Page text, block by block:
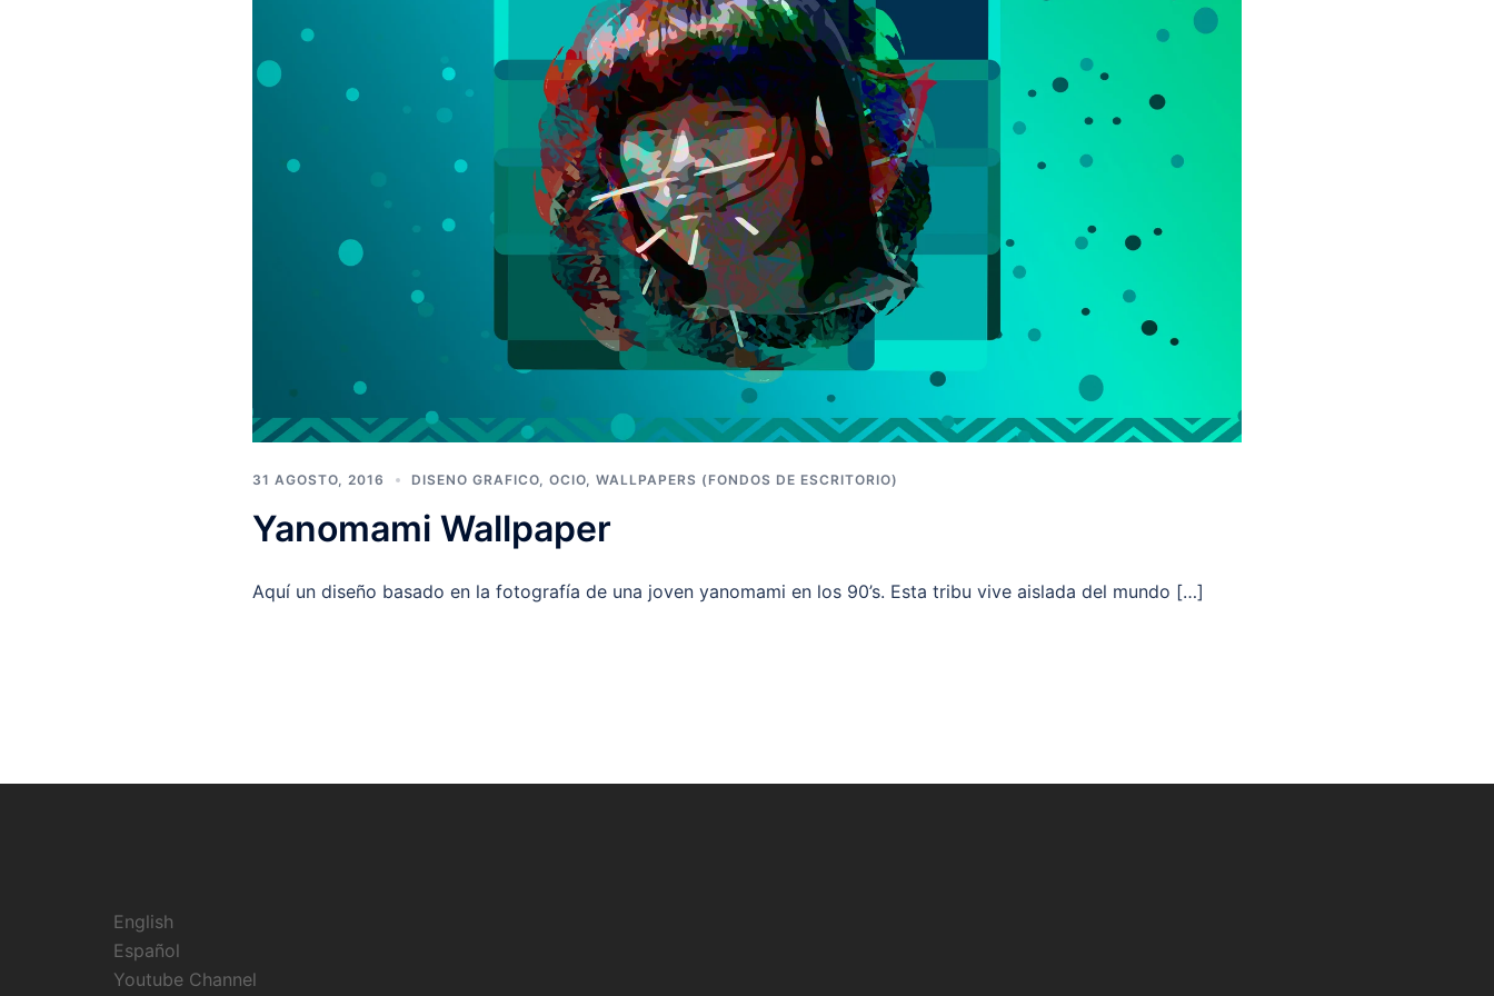
31 AGOSTO, 2016 DISENO GRAFICO OCIO WALLPAPERS (FONDOS DE ESCRITORIO)
Yanomami Wallpaper
Aquí un diseño basado en la fotografía de una joven yanomami en los 90’s. Esta tribu vive aislada del mundo […]
English
Español
Youtube Channel